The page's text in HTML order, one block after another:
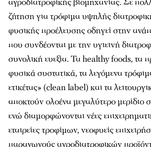
ζήτηση για τρόφιμα υψηλής
φυσικής προέλευσης οδηγεί στην
που συνδέονται με την υγιεινή
συνολική ευεξία. Τα healthy foods, τα
φυσικά συστατικά, τα λεγόμενα
ετικέτας» (clean label) και τα
αποκτούν ολοένα μεγαλύτερο μερίδιο
ενώ διαμορφώνονται νέες
εταιρείες τροφίμων, νεοφυείς
παραγωγούς αγροδιατροφικών